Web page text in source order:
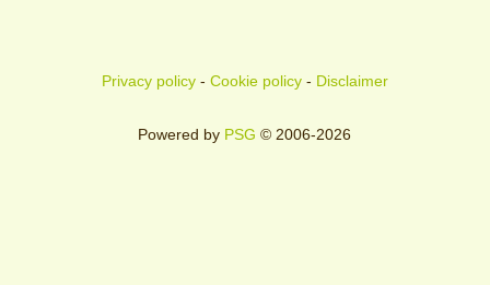
Privacy policy- Cookie policy- Disclaimer
Powered by PSG © 2006-2026